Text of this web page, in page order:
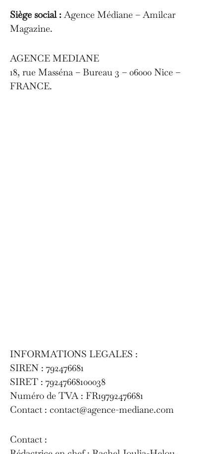
Siège social :Agence Médiane – Amilcar
Magazine.
AGENCE MEDIANE
18, rue Masséna – Bureau 3 – 06000 Nice –
FRANCE.
INFORMATIONS LEGALES :
SIREN : 792476681
SIRET : 79247668100038
Numéro de TVA : FR19792476681
Contact : contact@agence-mediane.com
Contact :